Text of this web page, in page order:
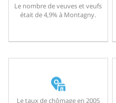
Le nombre de veuves et veufs
était de 4,9% à Montagny.
Le taux de chômage en 2005